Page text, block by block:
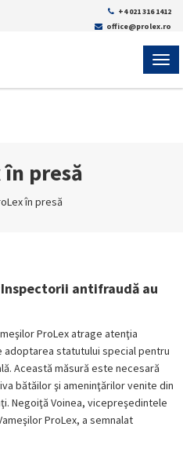
+4 021 316 1412
office@prolex.ro
presă
în presă
antifraudă au
ProLex atrage atenţia
adoptarea statutului special pentru
Această măsură este necesară
bătăilor şi ameninţărilor venite din
Negoiţă Voinea, vicepreşedintele
ProLex, a semnalat